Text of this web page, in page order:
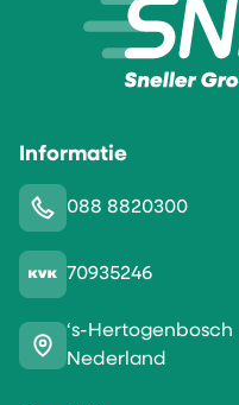
Informatie
088 8820300
70935246
‘s-Hertogenbosch
Nederland